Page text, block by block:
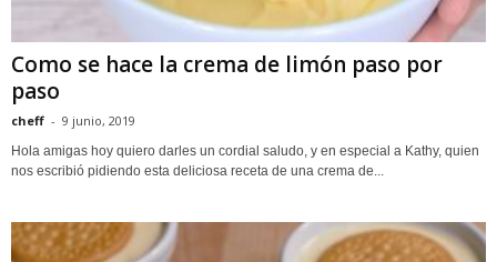
Como se hace la crema de limón paso por
paso
cheff - 9 junio, 2019
Hola amigas hoy quiero darles un cordial saludo, y en especial a Kathy, quien
nos escribió pidiendo esta deliciosa receta de una crema de...